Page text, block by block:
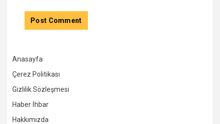
Anasayfa
Çerez Politikası
Gizlilik Sözleşmesi
Haber İhbar
Hakkımızda